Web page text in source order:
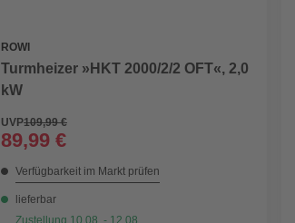
ROWI
Turmheizer »HKT 2000/2/2 OFT«, 2,0
kW
UVP109,99 €
89,99 €
Verfügbarkeit im Markt prüfen
lieferbar
Zustellung 10.08. - 12.08.